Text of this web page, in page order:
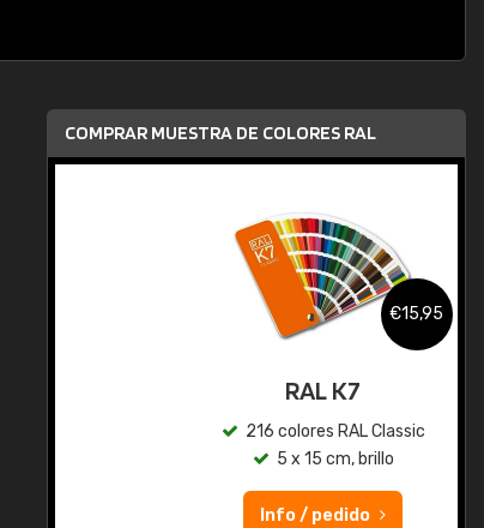
COMPRAR MUESTRA DE COLORES RAL
€15,95
RAL K7
216 colores RAL Classic
5 x 15 cm, brillo
Info / pedido